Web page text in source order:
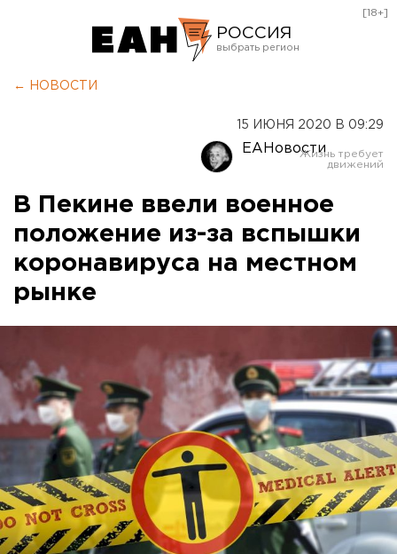
РОССИЯ
Оренбург
[18+]
← НОВОСТИ
15 ИЮНЯ 2020 В 09:29
ЕАНовости
В Пекине ввели военное
положение из-за вспышки
коронавируса на местном
рынке